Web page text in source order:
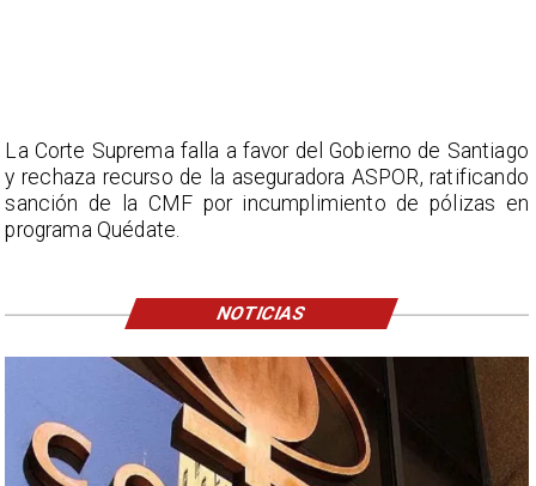
La Corte Suprema falla a favor del Gobierno de Santiago
y rechaza recurso de la aseguradora ASPOR, ratificando
sanción de la CMF por incumplimiento de pólizas en
programa Quédate.
NOTICIAS